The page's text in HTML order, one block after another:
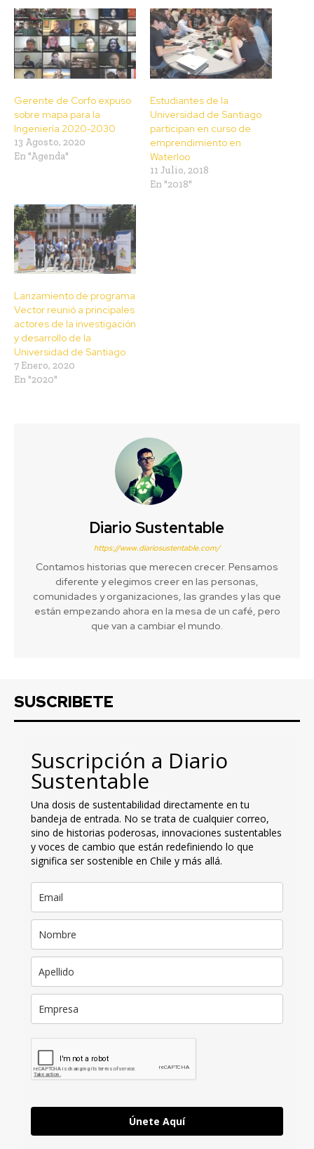
Gerente de Corfo expuso
sobre mapa para la
Ingeniería 2020-2030
13 Agosto, 2020
En "Agenda"
Estudiantes de la
Universidad de Santiago
participan en curso de
emprendimiento en
Waterloo
11 Julio, 2018
En "2018"
Lanzamiento de programa
Vector reunió a principales
actores de la investigación
y desarrollo de la
Universidad de Santiago
7 Enero, 2020
En "2020"
Diario Sustentable
https://www.diariosustentable.com/
Contamos historias que merecen crecer. Pensamos
diferente y elegimos creer en las personas,
comunidades y organizaciones, las grandes y las que
están empezando ahora en la mesa de un café, pero
que van a cambiar el mundo.
SUSCRIBETE
Suscripción a Diario
Sustentable
Una dosis de sustentabilidad directamente en tu
bandeja de entrada. No se trata de cualquier correo,
sino de historias poderosas, innovaciones sustentables
y voces de cambio que están redefiniendo lo que
significa ser sostenible en Chile y más allá.
Únete Aquí